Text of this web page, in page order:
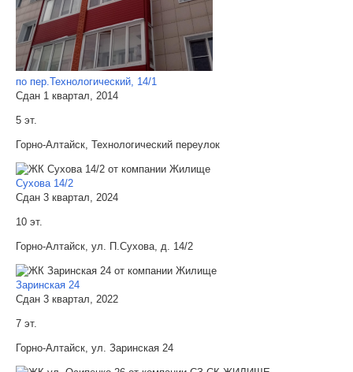
по пер.Технологический, 14/1
Сдан 1 квартал, 2014
5 эт.
Горно-Алтайск, Технологический переулок
Сухова 14/2
Сдан 3 квартал, 2024
10 эт.
Горно-Алтайск, ул. П.Сухова, д. 14/2
Заринская 24
Сдан 3 квартал, 2022
7 эт.
Горно-Алтайск, ул. Заринская 24